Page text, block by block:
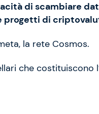
di scambiare
progetti di
la rete Cosmos.
che costituiscono